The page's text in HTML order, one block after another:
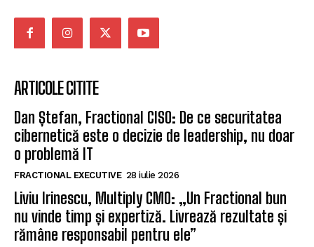
ARTICOLE CITITE
Dan Ștefan, Fractional CISO: De ce securitatea
cibernetică este o decizie de leadership, nu doar
o problemă IT
FRACTIONAL EXECUTIVE 28 iulie 2026
Liviu Irinescu, Multiply CMO: „Un Fractional bun
nu vinde timp și expertiză. Livrează rezultate și
rămâne responsabil pentru ele”